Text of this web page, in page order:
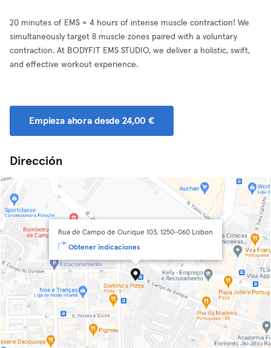
20 minutes of EMS = 4 hours of intense muscle contraction! We
simultaneously target 8 muscle zones paired with a voluntary
contraction. At BODYFIT EMS STUDIO, we deliver a holistic, swift,
and effective workout experience.
Empieza ahora desde 24,00 €
Dirección
Rua de Campo de Ourique 103, 1250-060 Lisbon
Obtener indicaciones